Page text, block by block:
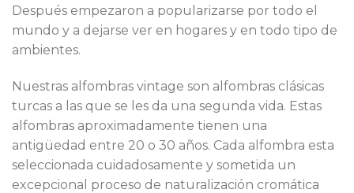
Después empezaron a popularizarse por todo el
mundo y a dejarse ver en hogares y en todo tipo de
ambientes.
Nuestras alfombras vintage son alfombras clásicas
turcas a las que se les da una segunda vida. Estas
alfombras aproximadamente tienen una
antigüedad entre 20 o 30 años. Cada alfombra esta
seleccionada cuidadosamente y sometida un
excepcional proceso de naturalización cromática